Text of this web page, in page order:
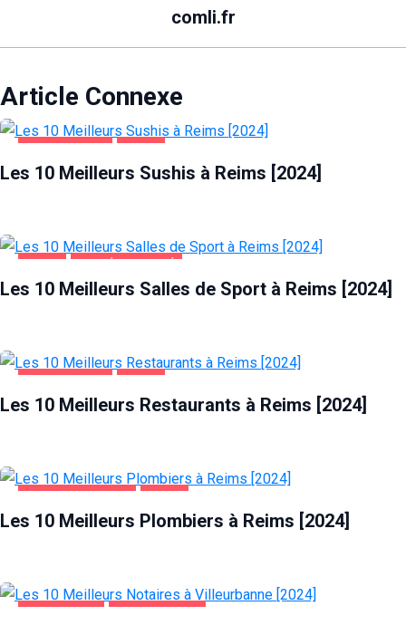
comli.fr
Article Connexe
Les 10 Meilleurs Sushis à Reims [2024]
Les 10 Meilleurs Salles de Sport à Reims [2024]
Les 10 Meilleurs Restaurants à Reims [2024]
Les 10 Meilleurs Plombiers à Reims [2024]